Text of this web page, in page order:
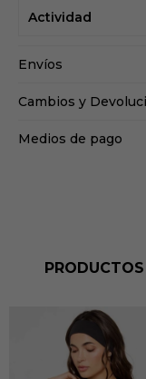
Envíos
Cambios y
Medios de pago
Actividad